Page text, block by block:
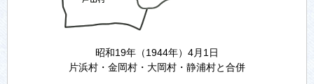
昭和19年（1944年）4月1日
片浜村・金岡村・大岡村・静浦村と合併